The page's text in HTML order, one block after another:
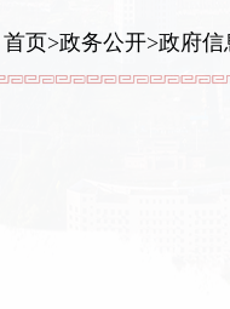
首页>政务公开>政府信